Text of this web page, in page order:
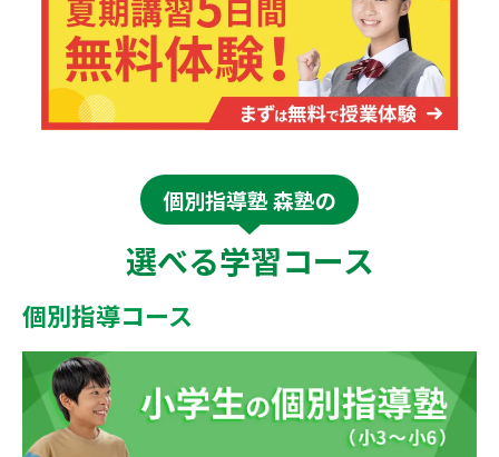
個別指導塾 森塾の
選べる学習コース
個別指導コース